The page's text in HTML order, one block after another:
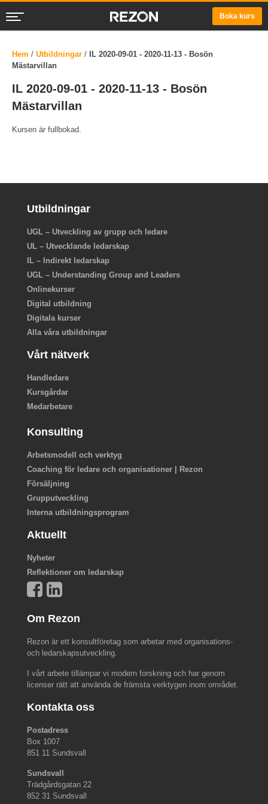
Boka kurs
Hem / Utbildningar /
IL 2020-09-01 - 2020-11-13 - Bosön
Mästarvillan
IL 2020-09-01 - 2020-11-13 - Bosön
Mästarvillan
Kursen är fullbokad.
Utbildningar
UGL – Utveckling av grupp och ledare
UL – Utvecklande ledarskap
IL – Indirekt ledarskap
UGL – Understanding Group and Leaders
Onlinekurser
Digital utbildning
Digitala kurser
Alla våra utbildningar
Vårt nätverk
Handledare
Kursgårdar
Medarbetare
Konsulting
Arbetsmodell och verktyg
Coaching för ledare och organisationer | Rezon
Försäljning
Grupputveckling
Interna utbildningsprogram
Aktuellt
Nyheter
Reflektioner om ledarskap
Om Rezon
Rezon är ett konsultföretag som arbetar med organisations-
och ledarskapsutveckling.
I vårt arbete tillämpar vi modern forskning och har genom
licenser rätt att använda de främsta verktygen inom området.
Kontakta oss
Postadress
Box 1007
851 11 Sundsvall
Sundsvall
Trädgårdsgatan 22
852 31 Sundsvall